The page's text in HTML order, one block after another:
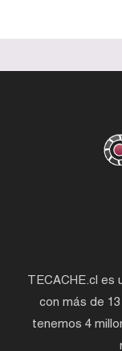
TECACHE.cl es
con más de
tenemos 4